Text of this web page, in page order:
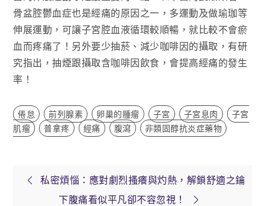
骨盆腔鬱血症也是經痛的原因之一，多運動及做瑜珈等
伸展運動，可讓子宮腔血液循環較順暢，就比較不會瘀
血而疼痛了！另外要少抽菸、減少咖啡因的攝取，有研
究指出，抽煙跟攝取含咖啡因飲食，會提高經痛的發生
率！
倦怠 前列腺素 卵巢的腫瘤 子宮 子宮息肉
子宮
肌瘤
普拿疼 經痛 腹瀉 非類固醇抗炎症藥物
文私密煩惱：應對劇烈搔癢與灼熱，解鎖舒適之鑰
下腹痛看似平凡卻不容忽視！